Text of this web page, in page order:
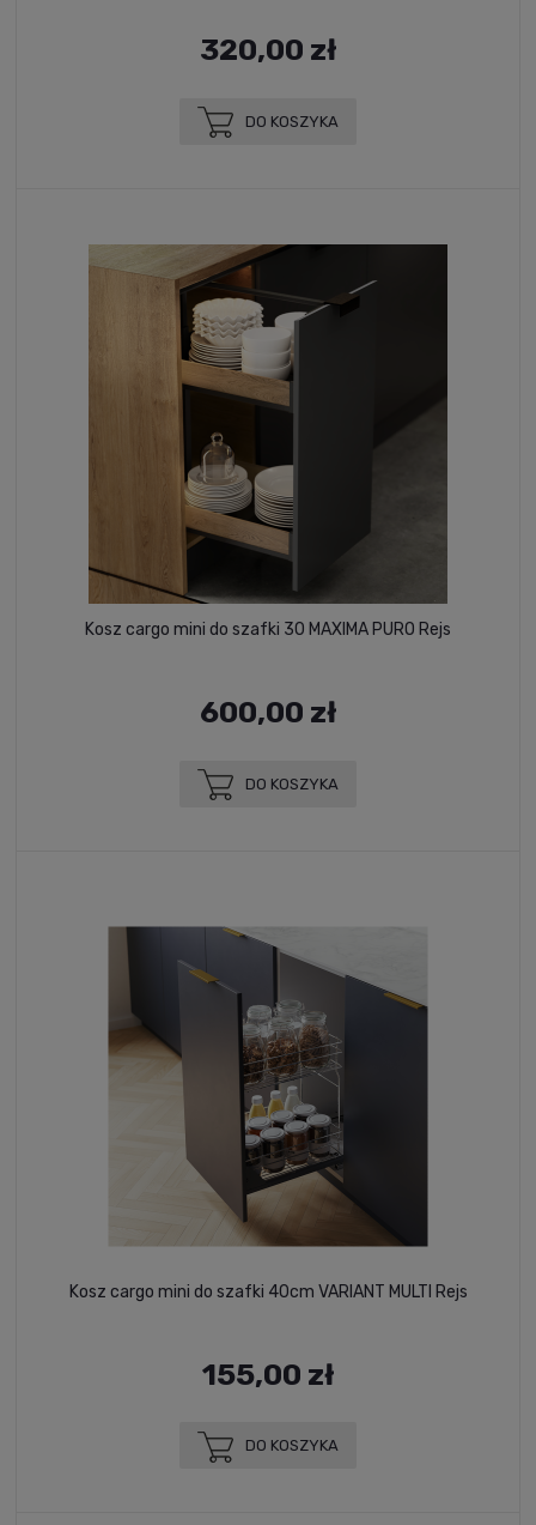
320,00 zł
DO KOSZYKA
Kosz cargo mini do szafki 30 MAXIMA PURO Rejs
600,00 zł
DO KOSZYKA
Kosz cargo mini do szafki 40cm VARIANT MULTI Rejs
155,00 zł
DO KOSZYKA